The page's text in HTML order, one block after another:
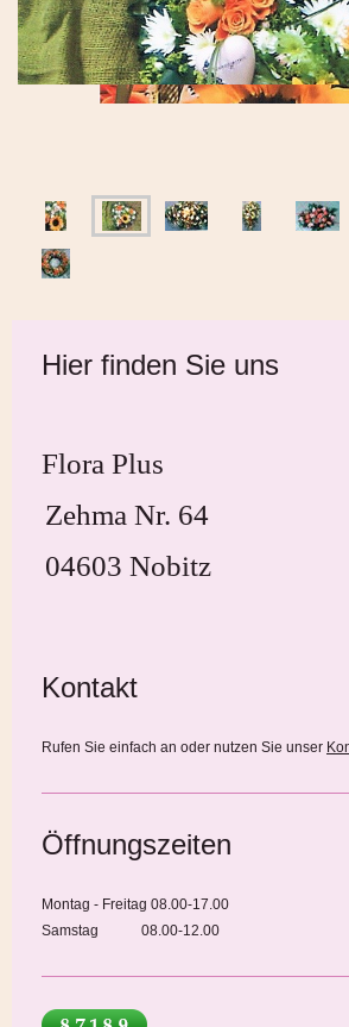
Hier finden Sie uns
Flora Plus
Zehma Nr. 64
04603 Nobitz
Kontakt
Rufen Sie einfach an oder nutzen Sie unser
Öffnungszeiten
Montag - Freitag 08.00-17.00
Samstag 08.00-12.00